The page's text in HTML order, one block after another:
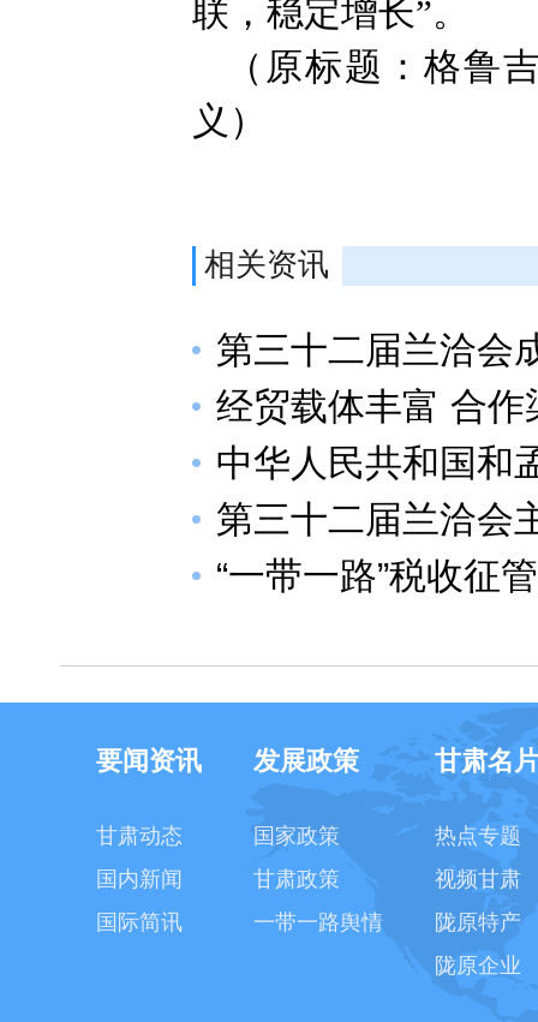
联，稳定增长”。
（原标题：格鲁
义）
相关资讯
第三十二届兰洽会
经贸载体丰富 合作
中华人民共和国和
第三十二届兰洽会
“一带一路”税收征
要闻资讯
甘肃动态
国内新闻
国际简讯
发展政策
国家政策
甘肃政策
一带一路舆情
甘肃名
热点专题
视频甘肃
陇原特产
陇原企业